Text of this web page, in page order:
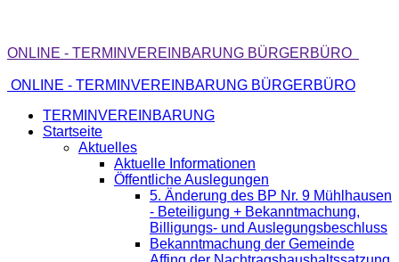
ONLINE - TERMINVEREINBARUNG BÜRGERBÜRO
ONLINE - TERMINVEREINBARUNG BÜRGERBÜRO
TERMINVEREINBARUNG
Startseite
Aktuelles
Aktuelle Informationen
Öffentliche Auslegungen
5. Änderung des BP Nr. 9 Mühlhausen
- Beteiligung + Bekanntmachung,
Billigungs- und Auslegungsbeschluss
Bekanntmachung der Gemeinde